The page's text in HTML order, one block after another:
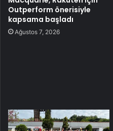
Outperform önerisiyle
kapsama başladı
Ağustos 7, 2026